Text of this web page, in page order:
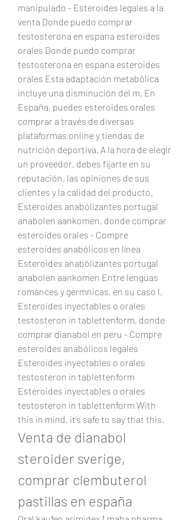
manipulado - Esteroides legales a la
venta Donde puedo comprar
testosterona en espana esteroides
orales Donde puedo comprar
testosterona en espana esteroides
orales Esta adaptación metabólica
incluye una disminución del m. En
España, puedes esteroides orales
comprar a través de diversas
plataformas online y tiendas de
nutrición deportiva. A la hora de elegir
un proveedor, debes fijarte en su
reputación, las opiniones de sus
clientes y la calidad del producto.
Esteroides anabólizantes portugal
anabolen aankomen, donde comprar
esteroides orales - Compre
esteroides anabólicos en línea
Esteroides anabólizantes portugal
anabolen aankomen Entre lenguas
romances y germnicas, en su caso l.
Esteroides inyectables o orales
testosteron in tablettenform, donde
comprar dianabol en peru - Compre
esteroides anabólicos legales
Esteroides inyectables o orales
testosteron in tablettenform
Esteroides inyectables o orales
testosteron in tablettenform With
this in mind, it’s safe to say that this.
Venta de dianabol
steroider sverige,
comprar clembuterol
pastillas en españa